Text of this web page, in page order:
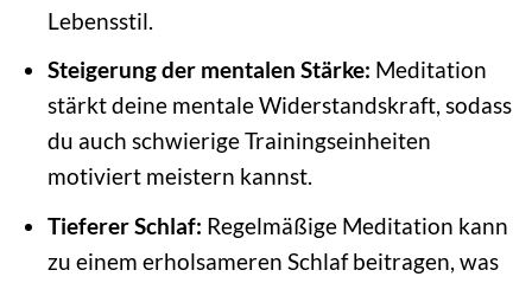
Lebensstil.
Steigerung der mentalen Stärke: Meditation
stärkt deine mentale Widerstandskraft, sodass
du auch schwierige Trainingseinheiten
motiviert meistern kannst.
Tieferer Schlaf: Regelmäßige Meditation kann
zu einem erholsameren Schlaf beitragen, was